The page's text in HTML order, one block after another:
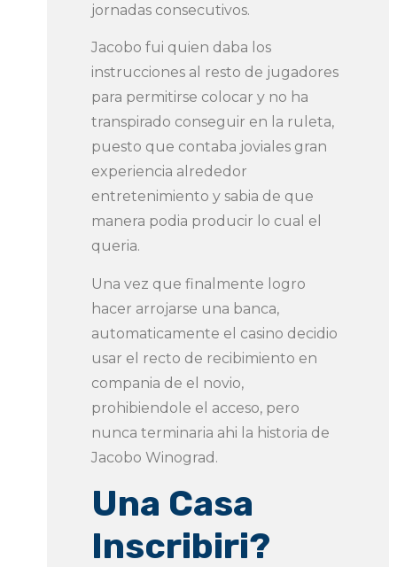
jornadas consecutivos.
Jacobo fui quien daba los
instrucciones al resto de jugadores
para permitirse colocar y no ha
transpirado conseguir en la ruleta,
puesto que contaba joviales gran
experiencia alrededor
entretenimiento y sabia de que
manera podia producir lo cual el
queria.
Una vez que finalmente logro
hacer arrojarse una banca,
automaticamente el casino decidio
usar el recto de recibimiento en
compania de el novio,
prohibiendole el acceso, pero
nunca terminaria ahi la historia de
Jacobo Winograd.
Una Casa
Inscribiri?